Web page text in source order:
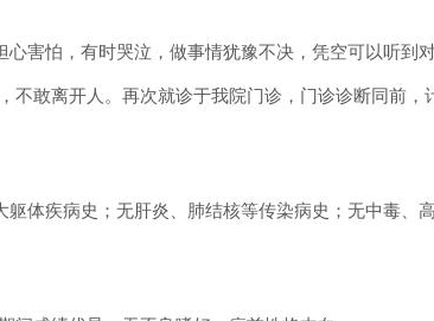
害怕，有时哭泣，做事情犹豫不决，凭空可以听到
敢离开人。再次就诊于我院门诊，门诊诊断同前，
体疾病史；无肝炎、肺结核等传染病史；无中毒、